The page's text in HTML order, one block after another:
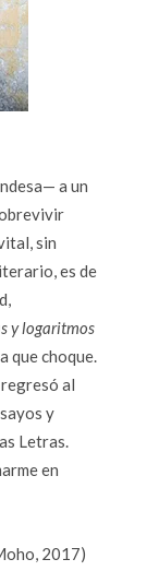
a un
sin
es de
y logaritmos
que choque.
al
y
Letras.
en
2017)